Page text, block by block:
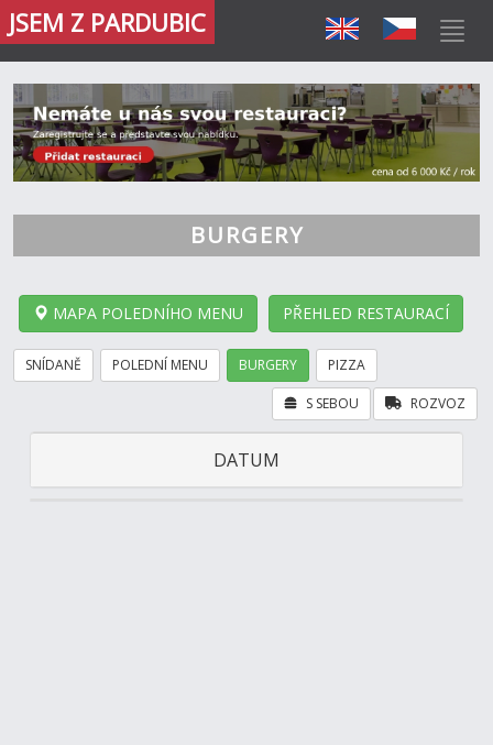
JSEM Z PARDUBIC
BURGERY
MAPA POLEDNÍHO MENU PŘEHLED RESTAURACÍ
SNÍDANĚ POLEDNÍ MENU BURGERY PIZZA
ROZVOZ
S SEBOU
DATUM